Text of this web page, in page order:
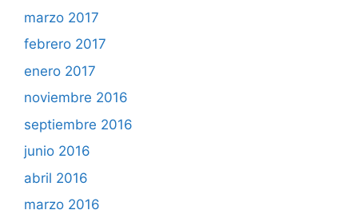
marzo 2017
febrero 2017
enero 2017
noviembre 2016
septiembre 2016
junio 2016
abril 2016
marzo 2016